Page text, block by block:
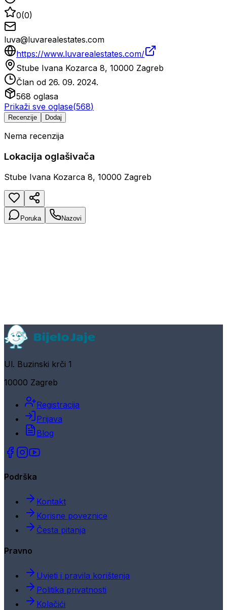
0(0)
luva@luvarealestates.com
https://www.luvarealestates.com/
Stube Ivana Kozarca 8, 10000 Zagreb
Član od 26. 09. 2024.
568 oglasa
Prikaži sve oglase(568)
Recenzije Dodaj
Nema recenzija
Lokacija oglašivača
Stube Ivana Kozarca 8, 10000 Zagreb
Poruka Nazovi
Ul. Buzinski krči 1
10000 Zagreb
Registracija
Prijava
Blog
Podrška
Kontakt
Korisne poveznice
Česta pitanja
Pravno
Uvjeti i pravila korištenja
Politika privatnosti
Kolačići